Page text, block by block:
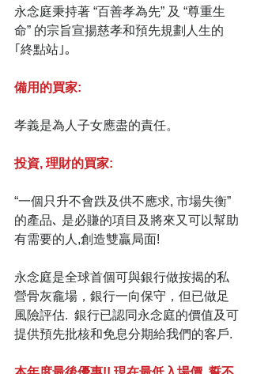
永念庭秉持著 “百善孝為先” 及 “尊重生
命” 的宗旨宣揚慈孝和預先規劃人生的
｢終點站｣｡
備用的買家:
孝義是為人子女應盡的責任。
投資, 理財的買家:
“一個只升不會跌及供不應求, 市場失衡”
的產品､ 是必賺的項目及將來又可以幫助
有需要的人,創造雙贏局面!
永念庭是全球首個可與銀行做按揭的私
營骨灰龕場，銀行一向保守，但已做足
風險評估.  銀行已認同永念庭的價值及可
提供預先批核和免息分期給我們的客戶.